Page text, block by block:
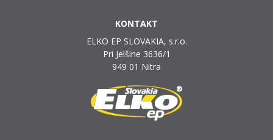
KONTAKT
ELKO EP SLOVAKIA, s.r.o.
Pri Jelšine 3636/1
949 01 Nitra